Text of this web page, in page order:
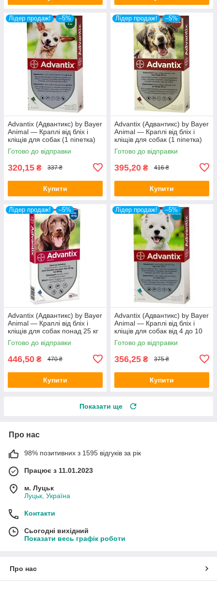
Лідер продаж! –5%
Advantix (Адвантикс) by Bayer
Animal — Краплі від бліх і
кліщів для собак (1 піпетка)
до 4 кг
Готово до відправки
320,15 ₴ 337 ₴
Купити
Лідер продаж! –5%
Advantix (Адвантикс) by Bayer
Animal — Краплі від бліх і
кліщів для собак (1 піпетка)
від 10 до 25 кг
Готово до відправки
395,20 ₴ 416 ₴
Купити
Лідер продаж! –5%
Advantix (Адвантикс) by Bayer
Animal — Краплі від бліх і
кліщів для собак понад 25 кг
(1 піпетка)
Готово до відправки
446,50 ₴ 470 ₴
Купити
Лідер продаж! –5%
Advantix (Адвантикс) by Bayer
Animal — Краплі від бліх і
кліщів для собак від 4 до 10
кг (1 піпетка)
Готово до відправки
356,25 ₴ 375 ₴
Купити
Показати ще
Про нас
98% позитивних з 1595 відгуків за рік
Працює з 11.01.2023
м. Луцьк
Луцьк, Україна
Контакти
Сьогодні вихідний
Показати весь графік роботи
Про нас